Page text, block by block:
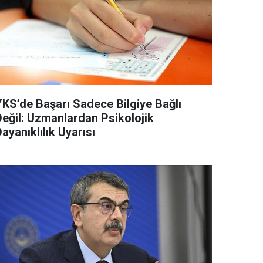
Başarı Sadece Bilgiye Bağlı
Uzmanlardan Psikolojik
Uyarısı